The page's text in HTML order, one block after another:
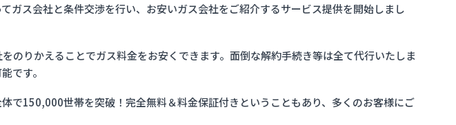
ガス会社と条件交渉を行い、お安いガス会社をご紹介するサービス提供を開始しまし
のりかえることでガス料金をお安くできます。面倒な解約手続き等は全て代行いたしま
です。
で150,000世帯を突破！完全無料＆料金保証付きということもあり、多くのお客様にご